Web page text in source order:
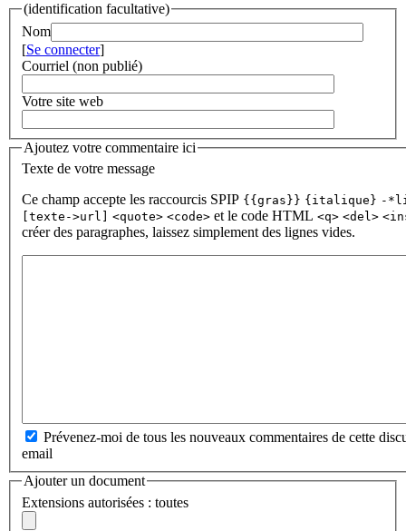
(identification facultative)
Nom
[Se connecter]
Courriel (non publié)
Votre site web
Ajoutez votre commentaire ici
Texte de votre message
Ce champ accepte les raccourcis SPIP {{gras}} {italique} -
[texte->url]
<quote> <code> et le code HTML <q> <del>
créer des paragraphes, laissez simplement des lignes vides.
Prévenez-moi de tous les nouveaux commentaires de cette
email
Ajouter un document
Extensions autorisées : toutes